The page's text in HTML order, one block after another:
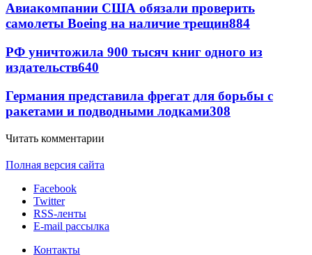
Авиакомпании США обязали проверить
самолеты Boeing на наличие трещин884
РФ уничтожила 900 тысяч книг одного из
издательств640
Германия представила фрегат для борьбы с
ракетами и подводными лодками308
Читать комментарии
Полная версия сайта
Facebook
Twitter
RSS-ленты
E-mail рассылка
Контакты